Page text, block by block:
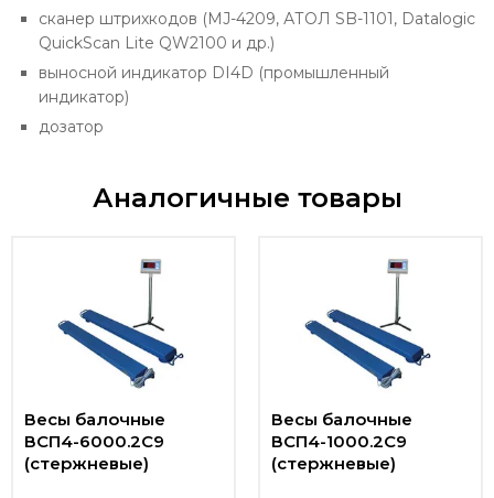
сканер штрихкодов (MJ-4209, АТОЛ SB-1101, Datalogic
QuickScan Lite QW2100 и др.)
выносной индикатор DI4D (промышленный
индикатор)
дозатор
Аналогичные товары
Весы балочные
ВСП4-6000.2С9
(стержневые)
Весы балочные
ВСП4-1000.2С9
(стержневые)